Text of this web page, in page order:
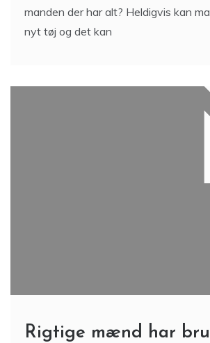
manden der har alt? Heldigvis kan
nyt tøj og det kan
Rigtige mænd har